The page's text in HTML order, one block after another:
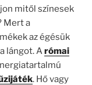
mitől színesek
Mert a
az égésük
lángot. Arómai
. Hő vagy